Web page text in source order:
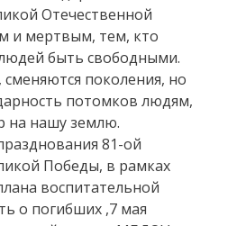
Отечественной
мертвым, тем, кто
быть свободными.
поколения, но
потомков людям,
на нашу землю.
81-ой
Победы, в рамках
воспитательной
о погибших ,7 мая